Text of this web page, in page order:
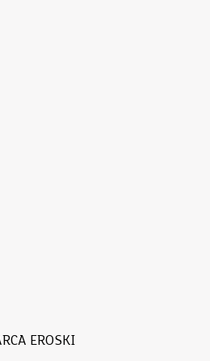
EROSKI